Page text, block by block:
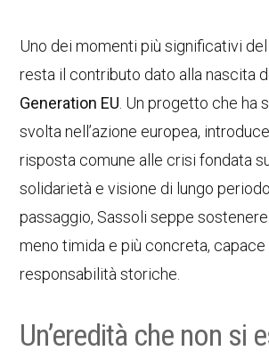
Uno dei momenti più significativi
resta il contributo dato alla nascita
Generation EU . Un progetto che ha
svolta nell’azione europea,
risposta comune alle crisi fondata
solidarietà e visione di lungo
passaggio, Sassoli seppe sostenere
meno timida e più concreta,
responsabilità storiche.
Un’eredità che non si